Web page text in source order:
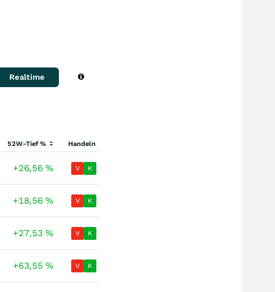
Realtime
52W-Tief % Handeln
+26,56% V K
+18,56% V K
+27,53% V K
+63,55% V K